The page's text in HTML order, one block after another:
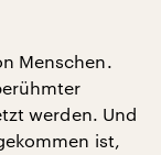
Menschen.
werden. Und
ist,